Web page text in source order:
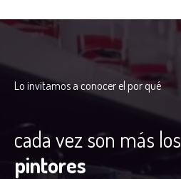
Lo invitamos a conocer el por qué
cada vez son más los
pintores